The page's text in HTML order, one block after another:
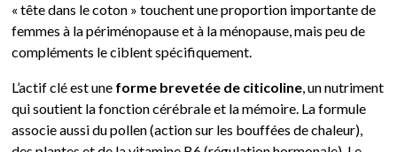
« tête dans le coton » touchent une proportion importante de
femmes à la périménopause et à la ménopause, mais peu de
compléments le ciblent spécifiquement.
L’actif clé est une forme brevetée de citicoline, un nutriment
qui soutient la fonction cérébrale et la mémoire. La formule
associe aussi du pollen (action sur les bouffées de chaleur),